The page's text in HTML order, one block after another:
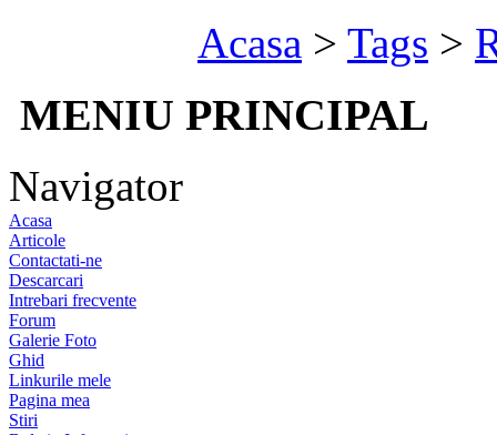
Acasa > Tags >
MENIU PRINCIPAL
Navigator
Acasa
Articole
Contactati-ne
Descarcari
Intrebari frecvente
Forum
Galerie Foto
Ghid
Linkurile mele
Pagina mea
Stiri